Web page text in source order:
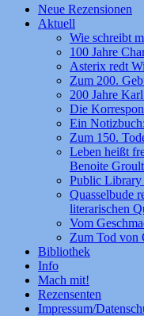
Zum
Inhalt
Neue Rezensionen
Aktuell
Wie schreibt
100 Jahre
Asterix redt
Zum 200.
200 Jahre
Die
Ein
Zum 150.
Leben heißt
Benoite Groult
Public
Quasselbude
literarischen
Vom
Zum Tod von
Bibliothek
Info
Mach mit!
Rezensenten
Impressum/